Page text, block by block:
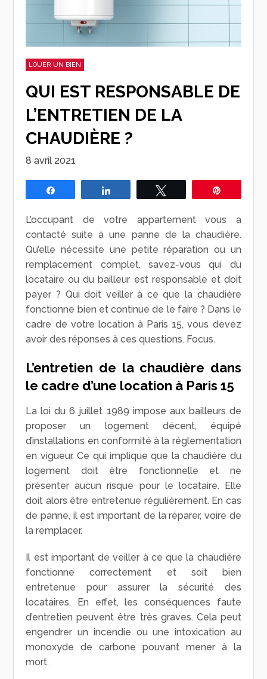
LOUER UN BIEN
QUI EST RESPONSABLE DE
L’ENTRETIEN DE LA
CHAUDIÈRE ?
8 avril 2021
L’occupant de votre appartement vous a
contacté suite à une panne de la chaudière.
Qu’elle nécessite une petite réparation ou un
remplacement complet, savez-vous qui du
locataire ou du bailleur est responsable et doit
payer ? Qui doit veiller à ce que la chaudière
fonctionne bien et continue de le faire ? Dans le
cadre de votre location à Paris 15, vous devez
avoir des réponses à ces questions. Focus.
L’entretien de la chaudière dans
le cadre d’une location à Paris 15
La loi du 6 juillet 1989 impose aux bailleurs de
proposer un logement décent, équipé
d’installations en conformité à la réglementation
en vigueur. Ce qui implique que la chaudière du
logement doit être fonctionnelle et ne
présenter aucun risque pour le locataire. Elle
doit alors être entretenue régulièrement. En cas
de panne, il est important de la réparer, voire de
la remplacer.
Il est important de veiller à ce que la chaudière
fonctionne correctement et soit bien
entretenue pour assurer la sécurité des
locataires. En effet, les conséquences faute
d’entretien peuvent être très graves. Cela peut
engendrer un incendie ou une intoxication au
monoxyde de carbone pouvant mener à la
mort.